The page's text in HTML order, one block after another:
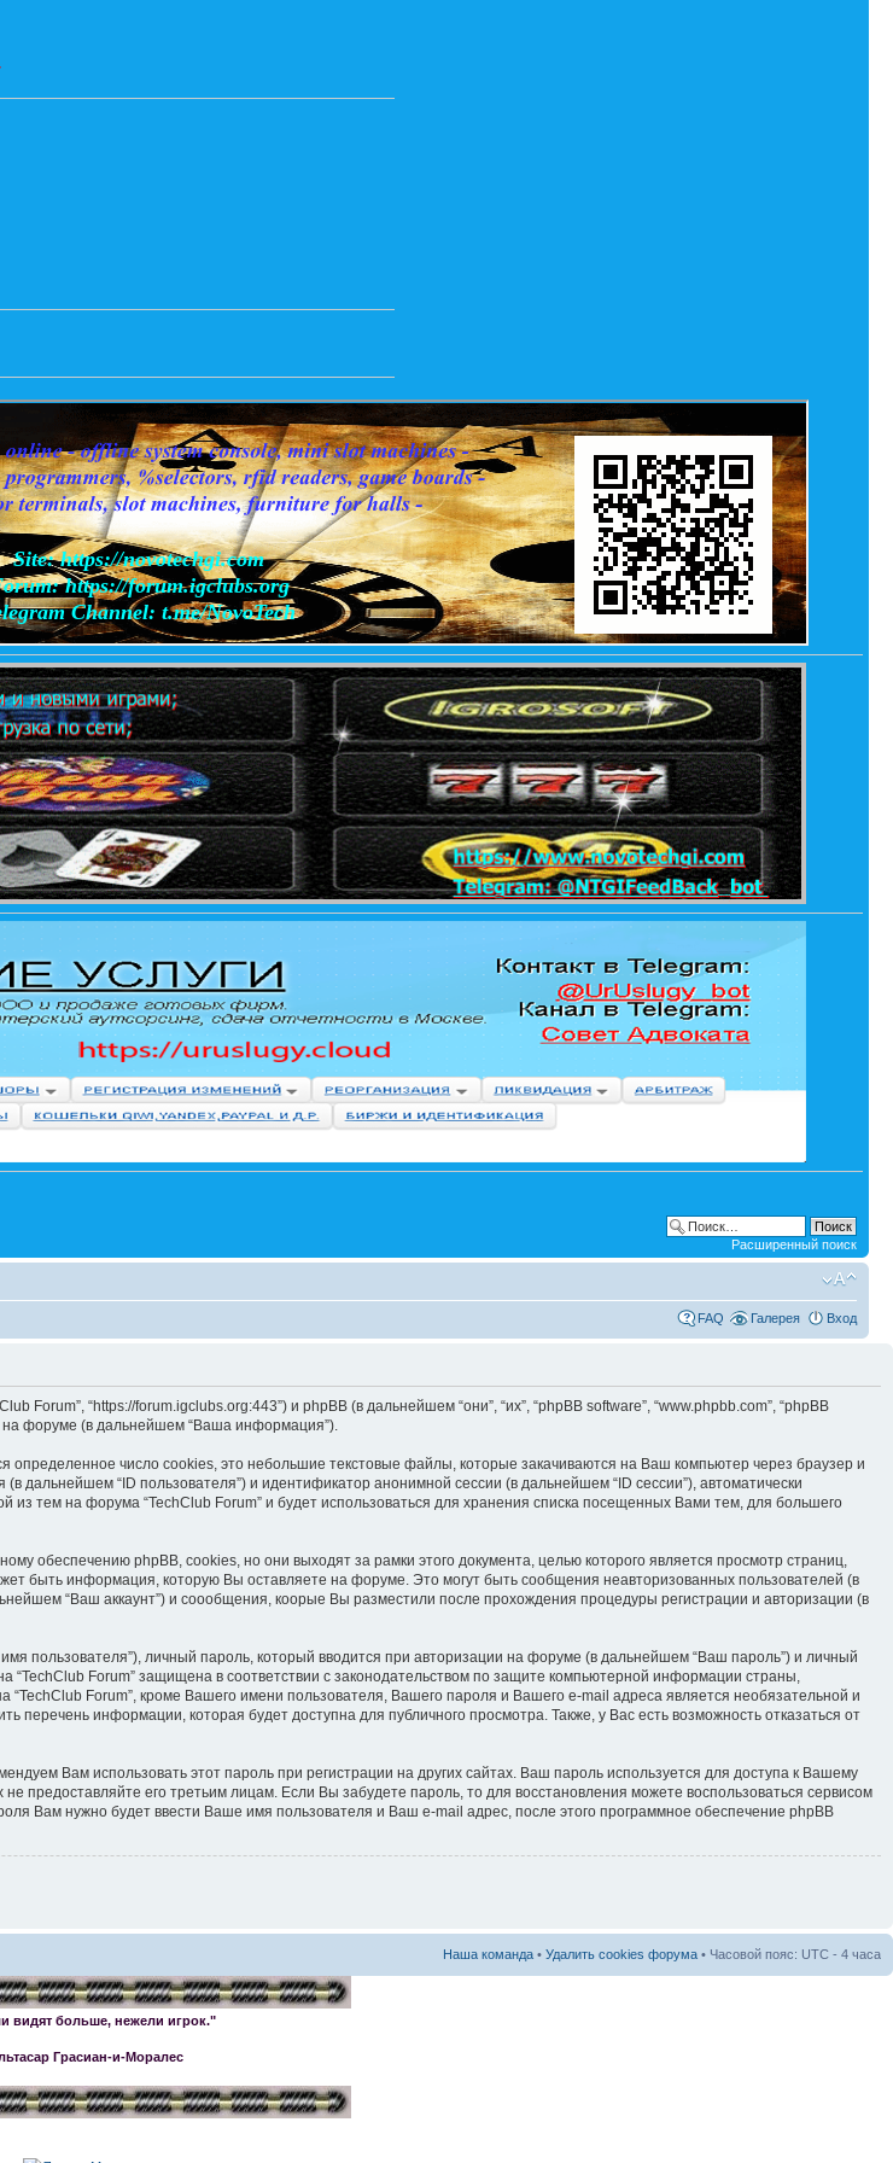
Расширенный поиск
FAQ Галерея Вход
Forum”, “https://forum.igclubs.org:443”) и phpBB (в дальнейшем “они”, “их”, “phpBB software”, “www.phpbb.com”, “phpBB
на форуме (в дальнейшем “Ваша информация”).
число cookies, это небольшие текстовые файлы, которые закачиваются на Ваш компьютер через браузер и
“ID пользователя”) и идентификатор анонимной сессии (в дальнейшем “ID сессии”), автоматически
тем на форума “TechClub Forum” и будет использоваться для хранения списка посещенных Вами тем, для большего
обеспечению phpBB, cookies, но они выходят за рамки этого документа, целью которого является просмотр страниц,
быть информация, которую Вы оставляете на форуме. Это могут быть сообщения неавторизованных пользователей (в
“Ваш аккаунт”) и соообщения, коорые Вы разместили после прохождения процедуры регистрации и авторизации (в
пользователя”), личный пароль, который вводится при авторизации на форуме (в дальнейшем “Ваш пароль”) и личный
Forum” защищена в соответствии с законодательством по защите компьютерной информации страны,
Forum”, кроме Вашего имени пользователя, Вашего пароля и Вашего e-mail адреса является необязательной и
информации, которая будет доступна для публичного просмотра. Также, у Вас есть возможность отказаться от
Вам использовать этот пароль при регистрации на других сайтах. Ваш пароль используется для доступа к Вашему
не предоставляйте его третьим лицам. Если Вы забудете пароль, то для восстановления можете воспользоваться сервисом
Вам нужно будет ввести Ваше имя пользователя и Ваш e-mail адрес, после этого программное обеспечение phpBB
Наша команда • Удалить cookies форума • Часовой пояс: UTC - 4 часа
видят больше, нежели игрок."
Грасиан-и-Моралес